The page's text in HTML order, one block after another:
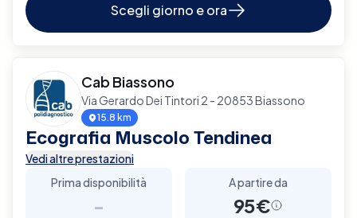
Scegli giorno e ora
Cab Biassono
Via Gerardo Dei Tintori 2 - 20853 Biassono
15.8 km
Ecografia Muscolo Tendinea
Vedi altre prestazioni
Prima disponibilità
-
A partire da
95€